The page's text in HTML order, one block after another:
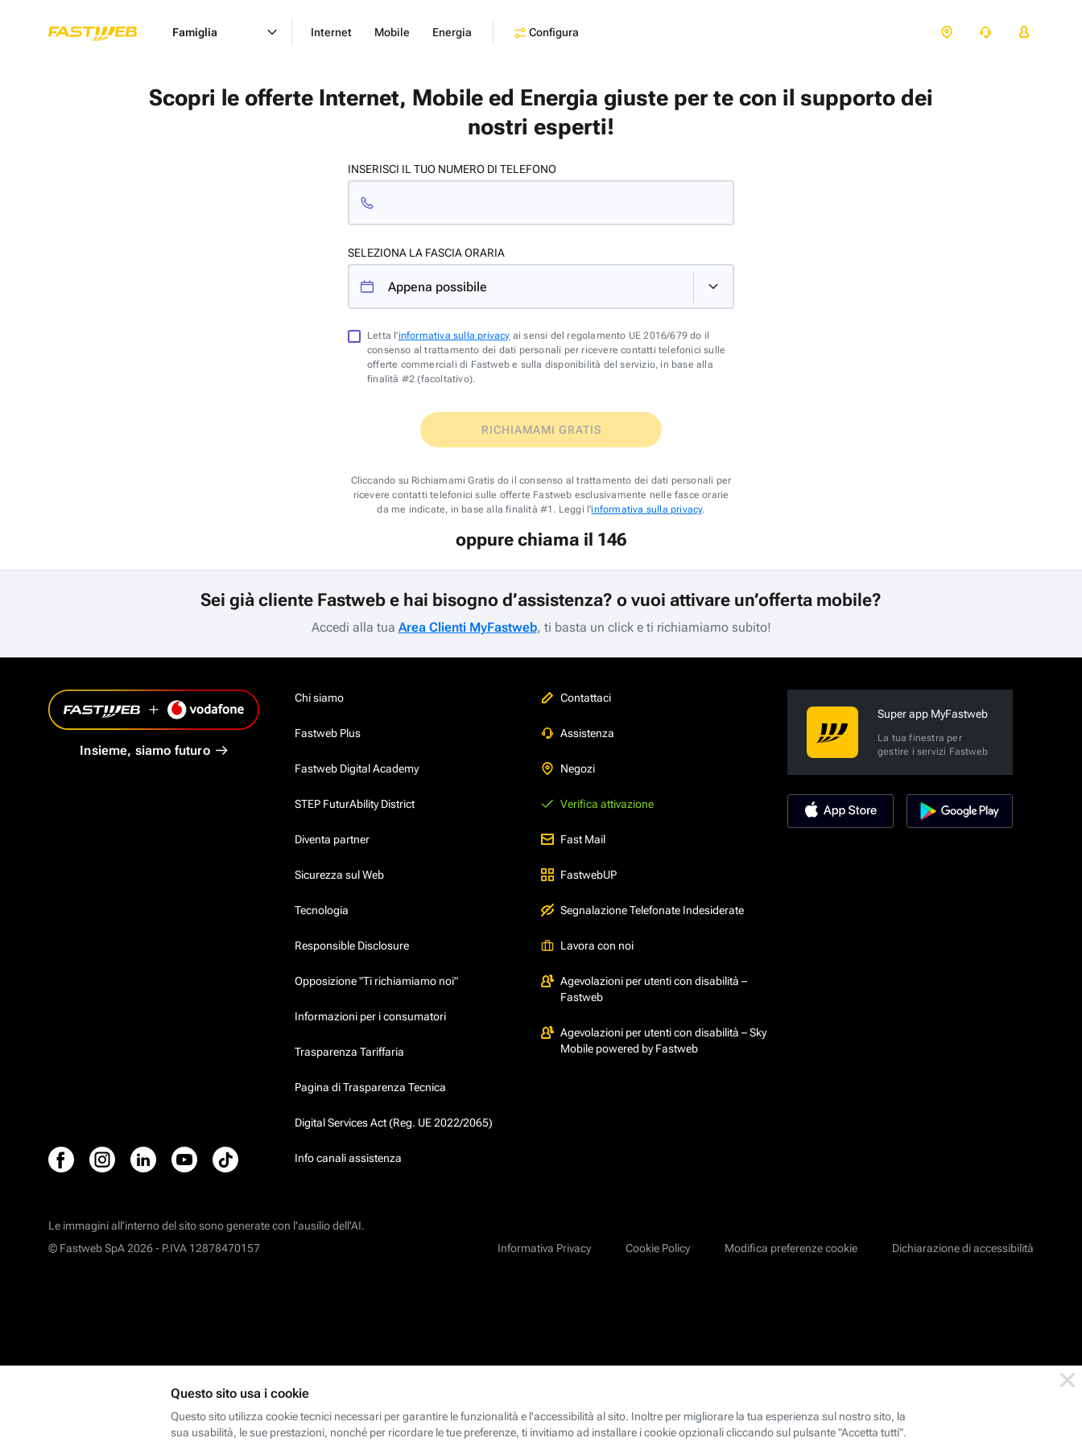
Famiglia Internet Mobile Energia Configura
Scopri le offerte Internet, Mobile ed Energia giuste per te con il supporto dei
nostri esperti!
INSERISCI IL TUO NUMERO DI TELEFONO
SELEZIONA LA FASCIA ORARIA
Letta l'informativa sulla privacy ai sensi del regolamento UE 2016/679 do il
consenso al trattamento dei dati personali per ricevere contatti telefonici sulle
offerte commerciali di Fastweb e sulla disponibilità del servizio, in base alla
finalità #2 (facoltativo).
RICHIAMAMI GRATIS
Cliccando su Richiamami Gratis do il consenso al trattamento dei dati personali per
ricevere contatti telefonici sulle offerte Fastweb esclusivamente nelle fasce orarie
da me indicate, in base alla finalità #1. Leggi l'informativa sulla privacy.
oppure chiama il 146
Sei già cliente Fastweb e hai bisogno d’assistenza? o vuoi attivare un’offerta mobile?
Accedi alla tua Area Clienti MyFastweb, ti basta un click e ti richiamiamo subito!
Insieme, siamo futuro
Chi siamo
Fastweb Plus
Fastweb Digital Academy
STEP FuturAbility District
Diventa partner
Sicurezza sul Web
Tecnologia
Responsible Disclosure
Opposizione "Ti richiamiamo noi"
Informazioni per i consumatori
Trasparenza Tariffaria
Pagina di Trasparenza Tecnica
Digital Services Act (Reg. UE 2022/2065)
Info canali assistenza
Contattaci
Assistenza
Negozi
Verifica attivazione
Fast Mail
FastwebUP
Segnalazione Telefonate Indesiderate
Lavora con noi
Agevolazioni per utenti con disabilità –
Fastweb
Agevolazioni per utenti con disabilità – Sky
Mobile powered by Fastweb
Super app MyFastweb
La tua finestra per
gestire i servizi Fastweb
Le immagini all’interno del sito sono generate con l'ausilio dell'AI.
Informativa Privacy
Cookie Policy Modifica preferenze cookie Dichiarazione di accessibilità
© Fastweb SpA 2026 - P.IVA 12878470157